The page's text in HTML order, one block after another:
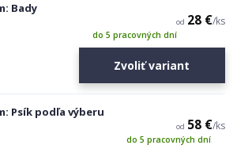
Bady
od 28 €/ks
do 5 pracovných dní
Zvoliť variant
Psík podľa výberu
od 58 €/ks
do 5 pracovných dní